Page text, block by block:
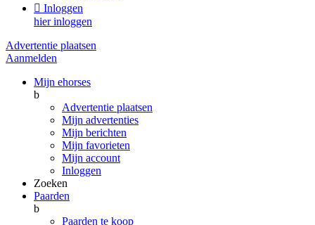
 Inloggen
hier inloggen
Advertentie plaatsen
Aanmelden
Mijn ehorses
b
Advertentie plaatsen
Mijn advertenties
Mijn berichten
Mijn favorieten
Mijn account
Inloggen
Zoeken
Paarden
b
Paarden te koop